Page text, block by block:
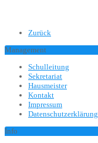
Zurück
Management
Schulleitung
Sekretariat
Hausmeister
Kontakt
Impressum
Datenschutzerklärung
Info